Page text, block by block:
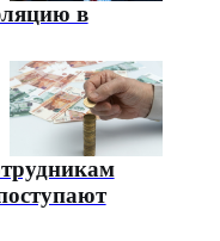
в